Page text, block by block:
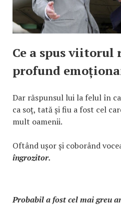
Ce a spus viitorul
profund
Dar răspunsul lui la felul în
ca soț, tată și fiu a fost cel
mult oamenii.
Oftând ușor și coborând
îngrozitor.
Probabil a fost cel mai greu